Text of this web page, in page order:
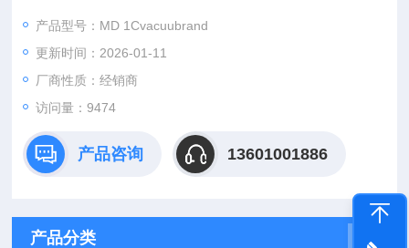
产品型号：MD 1Cvacuubrand
更新时间：2026-01-11
厂商性质：经销商
访问量：9474
产品咨询 13601001886
产品分类